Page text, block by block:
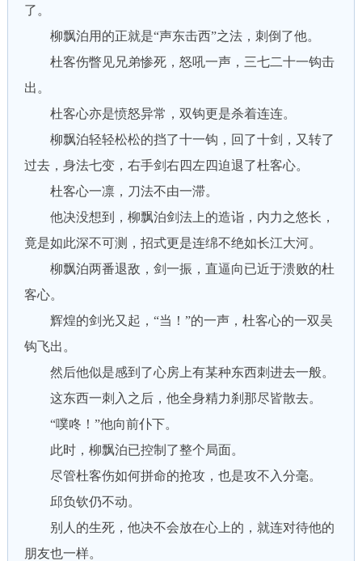
了。
柳飘泊用的正就是“声东击西”之法，刺倒了他。
杜客伤瞥见兄弟惨死，怒吼一声，三七二十一钩击
出。
杜客心亦是愤怒异常，双钩更是杀着连连。
柳飘泊轻轻松松的挡了十一钩，回了十剑，又转了
过去，身法七变，右手剑右四左四迫退了杜客心。
杜客心一凛，刀法不由一滞。
他决没想到，柳飘泊剑法上的造诣，内力之悠长，
竟是如此深不可测，招式更是连绵不绝如长江大河。
柳飘泊两番退敌，剑一振，直逼向已近于溃败的杜
客心。
辉煌的剑光又起，“当！”的一声，杜客心的一双吴
钩飞出。
然后他似是感到了心房上有某种东西刺进去一般。
这东西一刺入之后，他全身精力刹那尽皆散去。
“噗咚！”他向前仆下。
此时，柳飘泊已控制了整个局面。
尽管杜客伤如何拼命的抢攻，也是攻不入分毫。
邱负钦仍不动。
别人的生死，他决不会放在心上的，就连对待他的
朋友也一样。